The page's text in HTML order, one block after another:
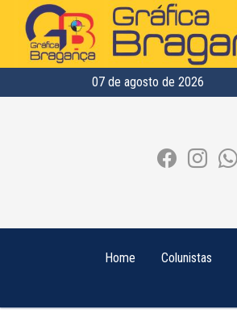
07 de agosto de 2026
Home Colunistas